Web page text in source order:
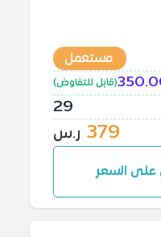
مستعمل
(قابل للتفاوض)
29
379 ر.س
السعر